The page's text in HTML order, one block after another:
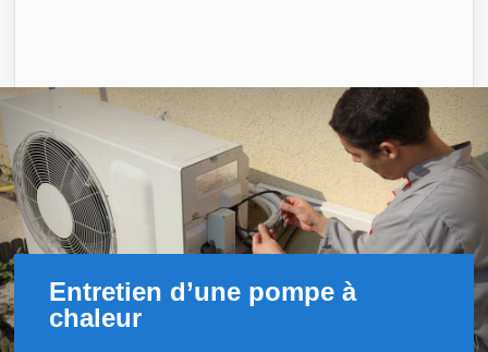
Entretien d’une pompe à
chaleur